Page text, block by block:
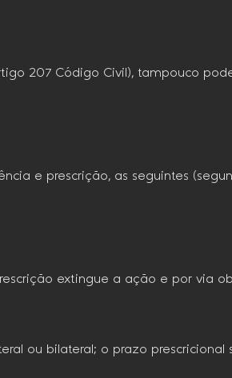
207 Código Civil), tampouco
e prescrição, as seguintes
extingue a ação e por via
ou bilateral; o prazo prescricional